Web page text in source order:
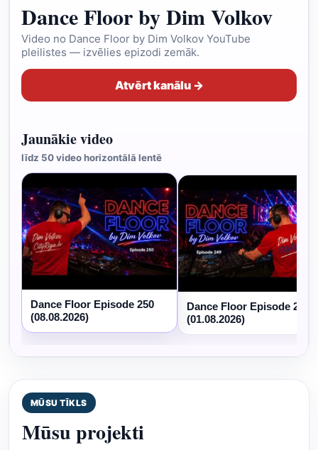
Dance Floor by Dim Volkov
Video no Dance Floor by Dim Volkov YouTube
pleilistes — izvēlies epizodi zemāk.
Atvērt kanālu →
Jaunākie video
līdz 50 video horizontālā lentē
Dance Floor Episode 250
(08.08.2026)
Dance Floor Episode 249
(01.08.2026)
MŪSU TĪKLS
Mūsu projekti